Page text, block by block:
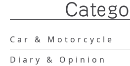
Car & Motorcycle
Diary & Opinion